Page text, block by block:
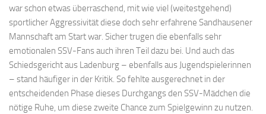
war schon etwas überraschend, mit wie viel (weitestgehend)
sportlicher Aggressivität diese doch sehr erfahrene Sandhausener
Mannschaft am Start war. Sicher trugen die ebenfalls sehr
emotionalen SSV-Fans auch ihren Teil dazu bei. Und auch das
Schiedsgericht aus Ladenburg – ebenfalls aus Jugendspielerinnen
– stand häufiger in der Kritik. So fehlte ausgerechnet in der
entscheidenden Phase dieses Durchgangs den SSV-Mädchen die
nötige Ruhe, um diese zweite Chance zum Spielgewinn zu nutzen.